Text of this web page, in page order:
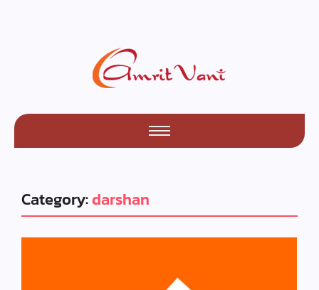
Category:darshan